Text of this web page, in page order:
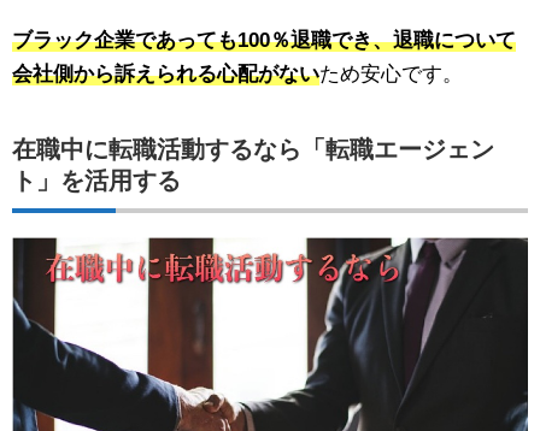
ブラック企業であっても100％退職でき、退職について
会社側から訴えられる心配がないため安心です。
在職中に転職活動するなら「転職エージェン
ト」を活用する